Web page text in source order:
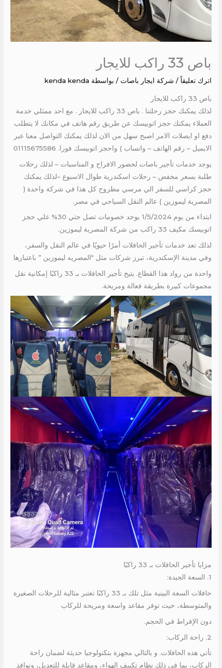
باص 33 راكب للايجار
اترك تعليقاً / شركة ايجار باصات / بواسطة kenda kenda
باص 33 راكب للايجار
لذلك يمكنك حجز رحلتنا . باص 33 راكب للايجار . مع احد ممثلي خدمة
العملاء يمكنك حجز اتوبيسك عن طريق رقم هاتف في مكانك لا يتطلب
دفع او ايصلات الامر اصبح سهل من الان لذلك يمكنك التواصل معنا عبر
الايميل – رقم الهاتف – واتساب ) واحجز اتوبيسك فورا. 01115675586
يوجد خدمات تأجير باصات لحضور الافراح و المناسبات – لذلك رحلات
طلبة بسعر مخفض – رحلات اسكندرية طوال الاسبوع –لذلك يمكنك
حجز كراسي للسفر الي مرسي مطروح كل هذا في شركة واحدة (
المصرية ليموزين ) عالم النقل السياحي في مصر.
ابتداء من يوم 1/5/2024 يوجد خصومات تصل حتي 30% علي حجز
اتوبيسك مكيف 33 راكب من شركة المصرية ليموزين.
لذلك تعد خدمات تأجير الحافلات أمرًا حيويًا في عالم النقل والسفر،
وفي مدينة الإسكندرية، تبرز شركات مثل “المصريه ليموزين ” باعتبارها
واحدة من رواد هذا القطاع. يتيح تأجير الحافلات بـ 33 راكبًا إمكانية نقل
مجموعات كبيرة بطريقة فعالة ومريحة.
مزايا تأجير الحافلات بـ 33 راكبًا
1. السعة الجيدة:
حافلات السعة البينية مثل تلك بـ 33 راكبًا تعتبر مثالية للرحلات الصغيرة
والمتوسطة، حيث توفر مقاعد واسعة ومريحة للركاب
دون الإفراط في الحجم.
2. راحة الركاب:
تأتي هذه الحافلات. و بالتالي مجهزة بتكنولوجيا حديثة لضمان راحة
الركاب، بما في ذلك نظام تكييف الهواء، ومقاعد قابلة للتعديل، ونوافذ